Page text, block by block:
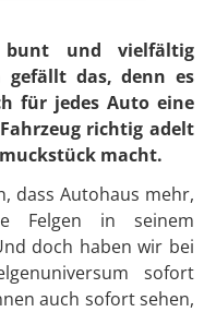
und vielfältig
gefällt das, denn es
für jedes Auto eine
richtig adelt
macht.
dass Autohaus mehr,
Felgen in seinem
doch haben wir bei
sofort
auch sofort sehen,